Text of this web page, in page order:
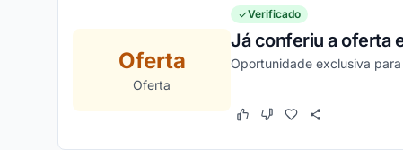
Oferta
Oferta
Verificado
Já conferiu a oferta
Oportunidade exclusiva
Este cupom funcionou
Este cupom não